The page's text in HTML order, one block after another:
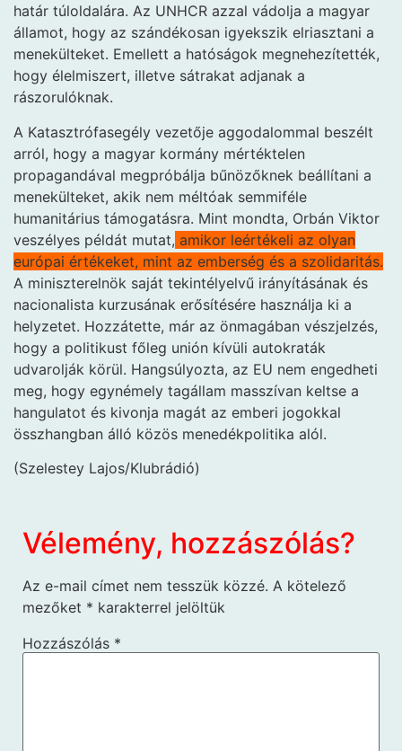
határ túloldalára. Az UNHCR azzal vádolja a magyar
államot, hogy az szándékosan igyekszik elriasztani a
menekülteket. Emellett a hatóságok megnehezítették,
hogy élelmiszert, illetve sátrakat adjanak a
rászorulóknak.
A Katasztrófasegély vezetője aggodalommal beszélt
arról, hogy a magyar kormány mértéktelen
propagandával megpróbálja bűnözőknek beállítani a
menekülteket, akik nem méltóak semmiféle
humanitárius támogatásra. Mint mondta, Orbán Viktor
veszélyes példát mutat, amikor leértékeli az olyan
európai értékeket, mint az emberség és a szolidaritás.
A miniszterelnök saját tekintélyelvű irányításának és
nacionalista kurzusának erősítésére használja ki a
helyzetet. Hozzátette, már az önmagában vészjelzés,
hogy a politikust főleg unión kívüli autokraták
udvarolják körül. Hangsúlyozta, az EU nem engedheti
meg, hogy egynémely tagállam masszívan keltse a
hangulatot és kivonja magát az emberi jogokkal
összhangban álló közös menedékpolitika alól.
(Szelestey Lajos/Klubrádió)
Vélemény, hozzászólás?
Az e-mail címet nem tesszük közzé. A kötelező
mezőket * karakterrel jelöltük
Hozzászólás *